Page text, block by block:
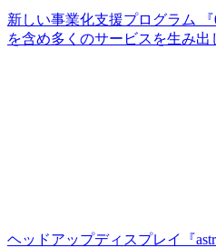
新しい事業化支援プログラム
を含め多くのサービスを生み出
ヘッドアップディスプレイ『